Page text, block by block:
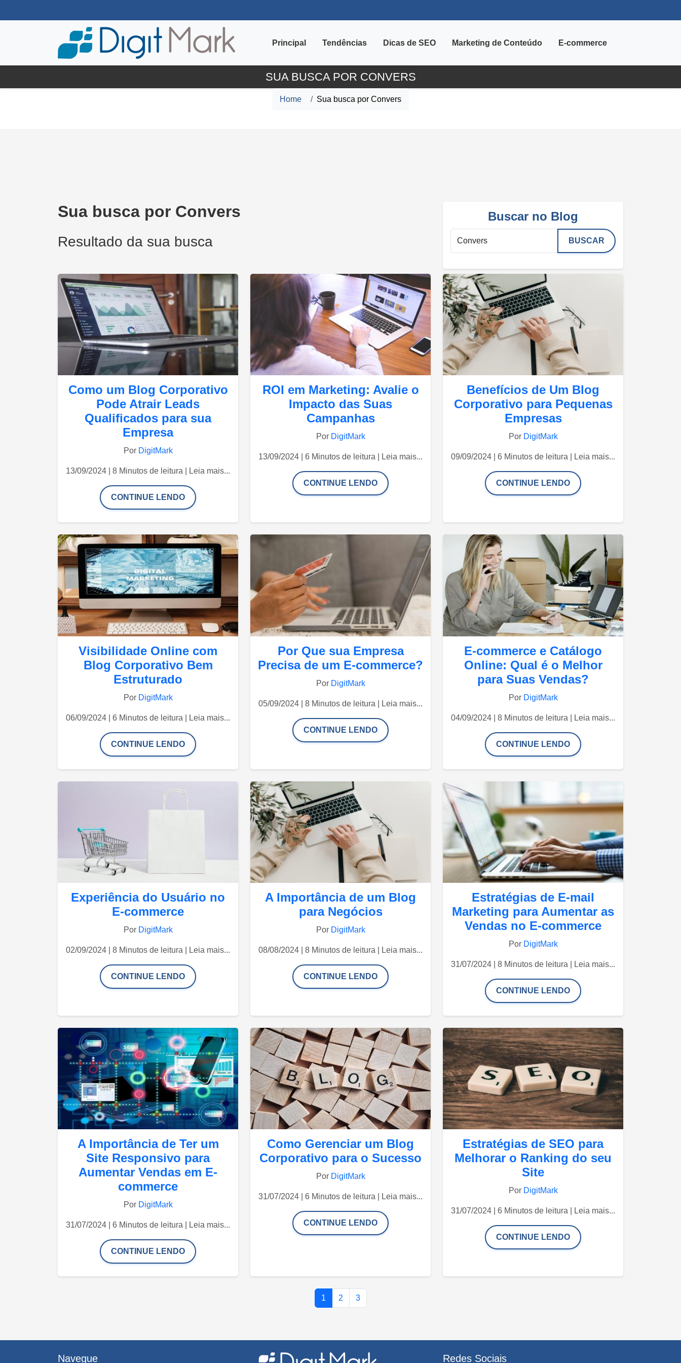
Principal Tendências Dicas de SEO Marketing de Conteúdo E-commerce
SUA BUSCA POR CONVERS
Home Sua busca por Convers
Sua busca por Convers
Resultado da sua busca
Buscar no Blog
BUSCAR
Como um Blog Corporativo
Pode Atrair Leads
Qualificados para sua
Empresa
Por DigitMark
13/09/2024 | 8 Minutos de leitura | Leia mais...
CONTINUE LENDO
ROI em Marketing: Avalie o
Impacto das Suas
Campanhas
Por DigitMark
13/09/2024 | 6 Minutos de leitura | Leia mais...
CONTINUE LENDO
Benefícios de Um Blog
Corporativo para Pequenas
Empresas
Por DigitMark
09/09/2024 | 6 Minutos de leitura | Leia mais...
CONTINUE LENDO
Visibilidade Online com
Blog Corporativo Bem
Estruturado
Por DigitMark
06/09/2024 | 6 Minutos de leitura | Leia mais...
CONTINUE LENDO
Por Que sua Empresa
Precisa de um E-commerce?
Por DigitMark
05/09/2024 | 8 Minutos de leitura | Leia mais...
CONTINUE LENDO
E-commerce e Catálogo
Online: Qual é o Melhor
para Suas Vendas?
Por DigitMark
04/09/2024 | 8 Minutos de leitura | Leia mais...
CONTINUE LENDO
Experiência do Usuário no
E-commerce
Por DigitMark
02/09/2024 | 8 Minutos de leitura | Leia mais...
CONTINUE LENDO
A Importância de um Blog
para Negócios
Por DigitMark
08/08/2024 | 8 Minutos de leitura | Leia mais...
CONTINUE LENDO
Estratégias de E-mail
Marketing para Aumentar as
Vendas no E-commerce
Por DigitMark
31/07/2024 | 8 Minutos de leitura | Leia mais...
CONTINUE LENDO
A Importância de Ter um
Site Responsivo para
Aumentar Vendas em E-
commerce
Por DigitMark
31/07/2024 | 6 Minutos de leitura | Leia mais...
CONTINUE LENDO
Como Gerenciar um Blog
Corporativo para o Sucesso
Por DigitMark
31/07/2024 | 6 Minutos de leitura | Leia mais...
CONTINUE LENDO
Estratégias de SEO para
Melhorar o Ranking do seu
Site
Por DigitMark
31/07/2024 | 6 Minutos de leitura | Leia mais...
CONTINUE LENDO
1 2 3
Navegue Redes Sociais